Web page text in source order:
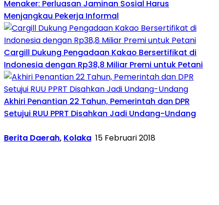
Menaker: Perluasan Jaminan Sosial Harus
Menjangkau Pekerja Informal
Cargill Dukung Pengadaan Kakao Bersertifikat di
Indonesia dengan Rp38,8 Miliar Premi untuk Petani
Akhiri Penantian 22 Tahun, Pemerintah dan DPR
Setujui RUU PPRT Disahkan Jadi Undang-Undang
Berita Daerah, Kolaka 15 Februari 2018